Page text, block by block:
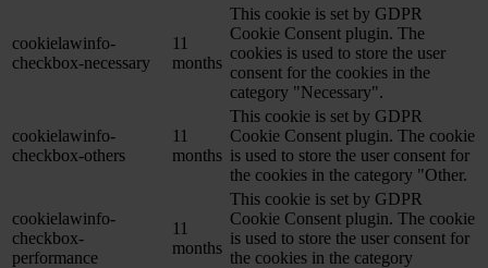
cookielawinfo-
checkbox-necessary
11
months
This cookie is set by GDPR
Cookie Consent plugin. The
cookies is used to store the user
consent for the cookies in the
category "Necessary".
cookielawinfo-
checkbox-others
11
months
This cookie is set by GDPR
Cookie Consent plugin. The cookie
is used to store the user consent for
the cookies in the category "Other.
cookielawinfo-
checkbox-
performance
11
months
This cookie is set by GDPR
Cookie Consent plugin. The cookie
is used to store the user consent for
the cookies in the category